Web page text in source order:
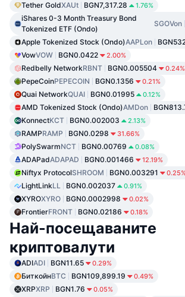
Tether GoldXAUt BGN7,317.28 1.76%
iShares 0-3 Month Treasury Bond
Tokenized ETF (Ondo)
SGOVon
Apple Tokenized Stock (Ondo)AAPLon
VowVOW BGN0.0422 2.00%
Redbelly NetworkRBNT BGN0.005504 0.24%
PepeCoinPEPECOIN BGN0.1356 0.21%
Quai NetworkQUAI BGN0.01995 0.12%
AMD Tokenized Stock (Ondo)AMDon
KonnectKCT BGN0.002003 2.13%
RAMPRAMP BGN0.0298 31.66%
PolySwarmNCT BGN0.00769 0.08%
ADAPadADAPAD BGN0.001466 12.19%
Niftyx ProtocolSHROOM BGN0.003291
LightLinkLL BGN0.002037 0.91%
XYROXYRO BGN0.0002998 0.02%
FrontierFRONT BGN0.02186 0.18%
Най-посещаваните
криптовалути
ADIADI BGN11.65 0.29%
БиткойнBTC BGN109,899.19 0.49%
XRPXRP BGN1.76 0.05%